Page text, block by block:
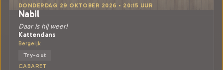
DONDERDAG 29 OKTOBER 2026 • 20:15 UUR
Nabil
Daar is hij weer!
Kattendans
Bergeijk
Try-out
CABARET